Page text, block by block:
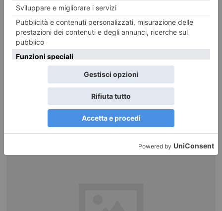
Ritratto di scrittrice: Manuela Chiarottino
Informazione promozionale . Manuela Chiarottino è nata e vive in
provincia di Torino. Vincitrice del concorso